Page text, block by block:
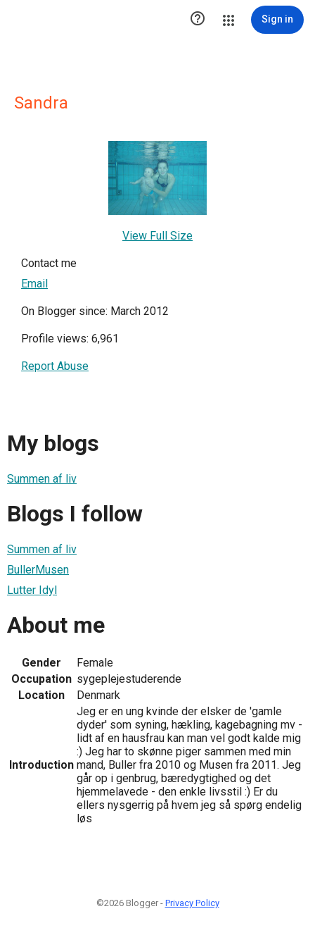
 Sign in
Sandra
View Full Size
Contact me
Email
On Blogger since: March 2012
Profile views: 6,961
Report Abuse
My blogs
Summen af liv
Blogs I follow
Summen af liv
BullerMusen
Lutter Idyl
About me
Gender
Female
Occupation sygeplejestuderende
Location
Denmark
Introduction
Jeg er en ung kvinde der elsker de 'gamle
dyder' som syning, hækling, kagebagning mv -
lidt af en hausfrau kan man vel godt kalde mig
:) Jeg har to skønne piger sammen med min
mand, Buller fra 2010 og Musen fra 2011. Jeg
går op i genbrug, bæredygtighed og det
hjemmelavede - den enkle livsstil :) Er du
ellers nysgerrig på hvem jeg så spørg endelig
løs
©2026 Blogger - Privacy Policy